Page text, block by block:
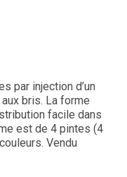
par injection d’un
bris. La forme
facile dans
est de 4 pintes (4
Vendu